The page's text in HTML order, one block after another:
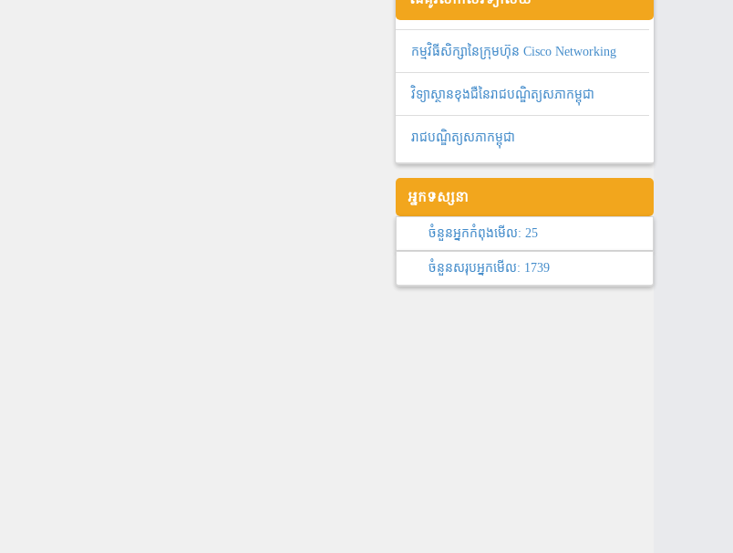
កម្មវិធីសិក្សានៃក្រុមហ៊ុន Cisco Networking
វិទ្យាស្ថានខុងជឺនៃរាជបណ្ឌិត្យសភាកម្ពុជា
រាជបណ្ឌិត្យសភាកម្ពុជា
អ្នកទស្សនា
ចំនួនអ្នកកំពុងមើល:25
ចំនួនសរុបអ្នកមើល: 1739